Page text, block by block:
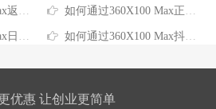
效益 如何通过360X100 Max正规返利平台实现智能购物省钱
活费 如何通过360X100 Max抖音返利在网购中省下真金白银
优惠 让创业更简单